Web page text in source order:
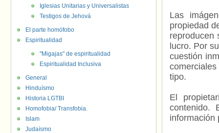
Las
propiedad
reproducen
lucro. Por
cuestión
tipo.
El
contenido.
información
Iglesias Unitarias y Universalistas
Testigos de Jehová
El parte homófobo
Espiritualidad
"Migajas" de espiritualidad
Espiritualidad Inclusiva
General
Hinduísmo
Historia LGTBI
Homofobia/ Transfobia.
Islam
Judaísmo